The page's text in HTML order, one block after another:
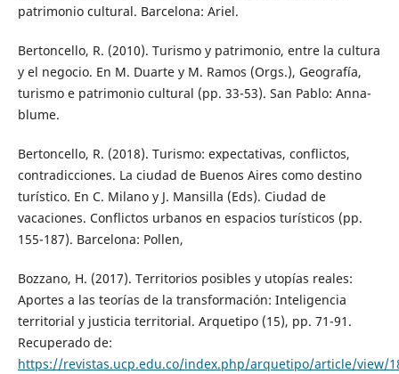
patrimonio cultural. Barcelona: Ariel.
Bertoncello, R. (2010). Turismo y patrimonio, entre la cultura
y el negocio. En M. Duarte y M. Ramos (Orgs.), Geografía,
turismo e patrimonio cultural (pp. 33-53). San Pablo: Anna-
blume.
Bertoncello, R. (2018). Turismo: expectativas, conflictos,
contradicciones. La ciudad de Buenos Aires como destino
turístico. En C. Milano y J. Mansilla (Eds). Ciudad de
vacaciones. Conflictos urbanos en espacios turísticos (pp.
155-187). Barcelona: Pollen,
Bozzano, H. (2017). Territorios posibles y utopías reales:
Aportes a las teorías de la transformación: Inteligencia
territorial y justicia territorial. Arquetipo (15), pp. 71-91.
Recuperado de:
https://revistas.ucp.edu.co/index.php/arquetipo/article/view/